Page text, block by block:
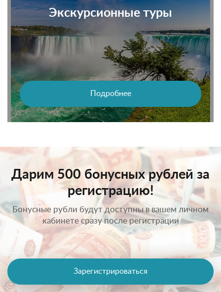
Экскурсионные туры
Подробнее
Дарим 500 бонусных рублей за
регистрацию!
Бонусные рубли будут доступны в вашем личном
кабинете сразу после регистрации
Зарегистрироваться